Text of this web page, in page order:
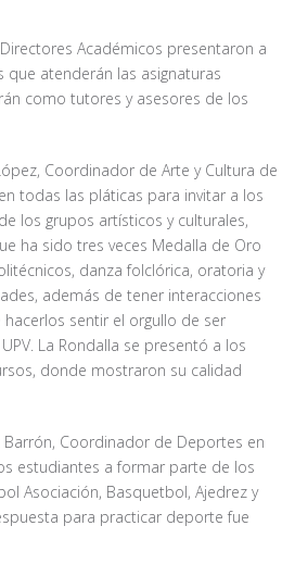
Académicos presentaron a
atenderán las asignaturas
como tutores y asesores de los
Coordinador de Arte y Cultura de
todas las pláticas para invitar a los
los grupos artísticos y culturales,
ha sido tres veces Medalla de Oro
danza folclórica, oratoria y
además de tener interacciones
sentir el orgullo de ser
UPV. La Rondalla se presentó a los
donde mostraron su calidad
Barrón, Coordinador de Deportes en
estudiantes a formar parte de los
Asociación, Basquetbol, Ajedrez y
para practicar deporte fue